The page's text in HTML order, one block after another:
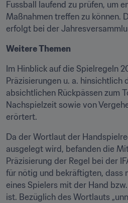
Fussball laufend zu prüfen, um
Maßnahmen treffen zu können.
erfolgt bei der
Weitere Themen
Im Hinblick auf die Spielregeln
Präzisierungen u. a. hinsichtlich
absichtlichen Rückpässen zum
Nachspielzeit sowie von
erörtert.
Da der Wortlaut der
ausgelegt wird, befanden die
Präzisierung der Regel bei der
für nötig und bekräftigten, dass
eines Spielers mit der Hand
ist. Bezüglich des Wortlauts